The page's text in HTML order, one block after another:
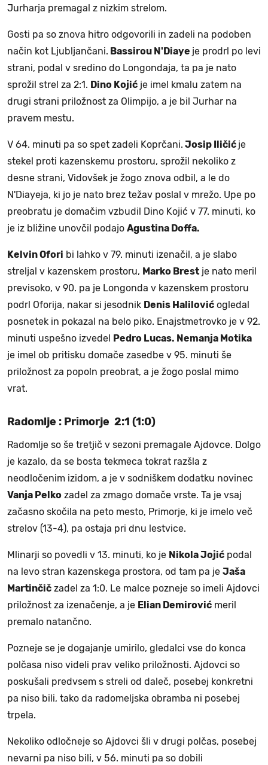
Jurharja premagal z nizkim strelom.
Gosti pa so znova hitro odgovorili in zadeli na podoben
način kot Ljubljančani. Bassirou N'Diaye je prodrl po levi
strani, podal v sredino do Longondaja, ta pa je nato
sprožil strel za 2:1. Dino Kojić je imel kmalu zatem na
drugi strani priložnost za Olimpijo, a je bil Jurhar na
pravem mestu.
V 64. minuti pa so spet zadeli Koprčani. Josip Iličić je
stekel proti kazenskemu prostoru, sprožil nekoliko z
desne strani, Vidovšek je žogo znova odbil, a le do
N'Diayeja, ki jo je nato brez težav poslal v mrežo. Upe po
preobratu je domačim vzbudil Dino Kojić v 77. minuti, ko
je iz bližine unovčil podajo Agustina Doffa.
Kelvin Ofori bi lahko v 79. minuti izenačil, a je slabo
streljal v kazenskem prostoru, Marko Brest je nato meril
previsoko, v 90. pa je Longonda v kazenskem prostoru
podrl Oforija, nakar si jesodnik Denis Halilović ogledal
posnetek in pokazal na belo piko. Enajstmetrovko je v 92.
minuti uspešno izvedel
Pedro Lucas. Nemanja Motika
je imel ob pritisku domače zasedbe v 95. minuti še
priložnost za popoln preobrat, a je žogo poslal mimo
vrat.
Radomlje : Primorje 2:1 (1:0)
Radomlje so še tretjič v sezoni premagale Ajdovce. Dolgo
je kazalo, da se bosta tekmeca tokrat razšla z
neodločenim izidom, a je v sodniškem dodatku novinec
Vanja Pelko zadel za zmago domače vrste. Ta je vsaj
začasno skočila na peto mesto, Primorje, ki je imelo več
strelov (13-4), pa ostaja pri dnu lestvice.
Mlinarji so povedli v 13. minuti, ko je Nikola Jojić podal
na levo stran kazenskega prostora, od tam pa je Jaša
Martinčič zadel za 1:0. Le malce pozneje so imeli Ajdovci
priložnost za izenačenje, a je Elian Demirović meril
premalo natančno.
Pozneje se je dogajanje umirilo, gledalci vse do konca
polčasa niso videli prav veliko priložnosti. Ajdovci so
poskušali predvsem s streli od daleč, posebej konkretni
pa niso bili, tako da radomeljska obramba ni posebej
trpela.
Nekoliko odločneje so Ajdovci šli v drugi polčas, posebej
nevarni pa niso bili, v 56. minuti pa so dobili